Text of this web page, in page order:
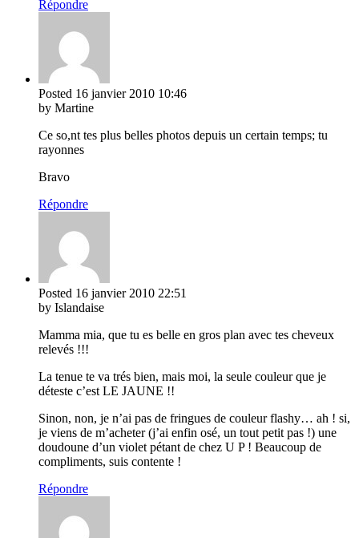
Répondre
Posted 16 janvier 2010 10:46
by Martine
Ce so,nt tes plus belles photos depuis un certain temps; tu
rayonnes
Bravo
Répondre
Posted 16 janvier 2010 22:51
by Islandaise
Mamma mia, que tu es belle en gros plan avec tes cheveux
relevés !!!
La tenue te va trés bien, mais moi, la seule couleur que je
déteste c’est LE JAUNE !!
Sinon, non, je n’ai pas de fringues de couleur flashy… ah ! si,
je viens de m’acheter (j’ai enfin osé, un tout petit pas !) une
doudoune d’un violet pétant de chez U P ! Beaucoup de
compliments, suis contente !
Répondre